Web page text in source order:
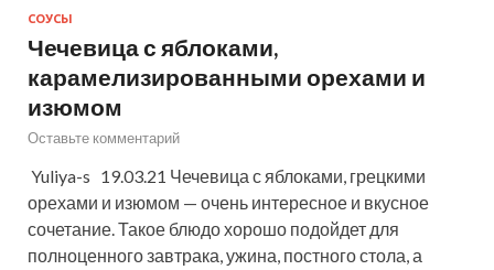
СОУСЫ
Чечевица с яблоками,
карамелизированными орехами и
изюмом
Оставьте комментарий
Yuliya-s 19.03.21 Чечевица с яблоками, грецкими
орехами и изюмом — очень интересное и вкусное
сочетание. Такое блюдо хорошо подойдет для
полноценного завтрака, ужина, постного стола, а